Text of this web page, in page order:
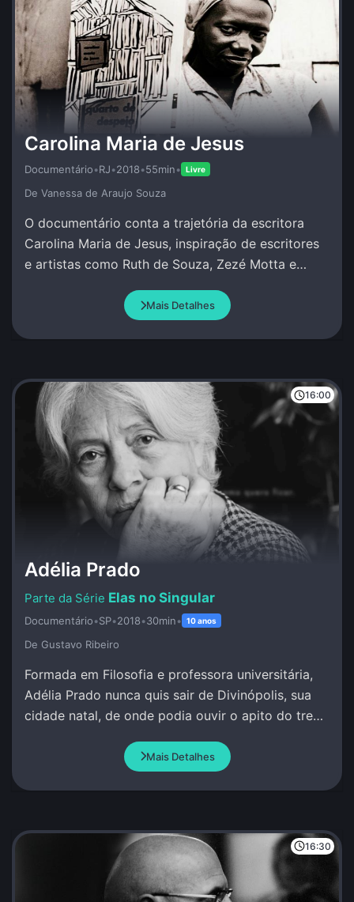
Carolina Maria de Jesus
Documentário•RJ•2018•55min• Livre
De Vanessa de Araujo Souza
O documentário conta a trajetória da escritora
Carolina Maria de Jesus, inspiração de escritores
e artistas como Ruth de Souza, Zezé Motta e
Mais Detalhes
16:00
Adélia Prado
Elas no Singular
Documentário•SP•2018•30min• 10 anos
De Gustavo Ribeiro
Formada em Filosofia e professora universitária,
Adélia Prado nunca quis sair de Divinópolis, sua
cidade natal, de onde podia ouvir o apito do trem
Mais Detalhes
16:30